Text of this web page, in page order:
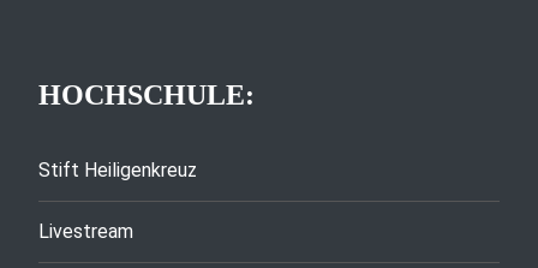
HOCHSCHULE:
Stift Heiligenkreuz
Livestream